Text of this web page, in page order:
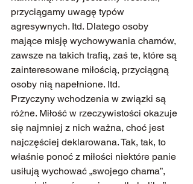
przyciągamy uwagę typów
agresywnych. Itd. Dlatego osoby
mające misję wychowywania chamów,
zawsze na takich trafią, zaś te, które są
zainteresowane miłością, przyciągną
osoby nią napełnione. Itd.
Przyczyny wchodzenia w związki są
różne. Miłość w rzeczywistości okazuje
się najmniej z nich ważna, choć jest
najczęściej deklarowana. Tak, tak, to
właśnie ponoć z miłości niektóre panie
usiłują wychować „swojego chama”,